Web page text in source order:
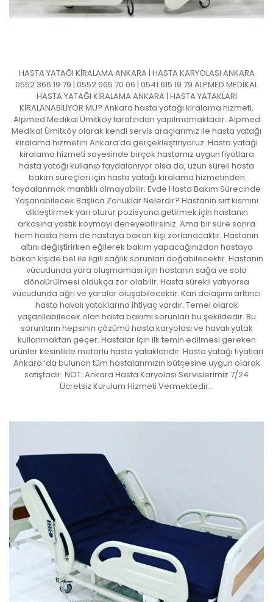
HASTA YATAĞI KİRALAMA ANKARA | HASTA KARYOLASI ANKARA
0552 366 19 79 | 0552 665 70 06 | 0541 615 19 79 ALPMED MEDİKAL
HASTA YATAĞI KİRALAMA ANKARA | HASTA YATAKLARI
KİRALANABİLİYOR MU? Ankara hasta yatağı kiralama hizmeti,
Alpmed Medikal Ümitköy tarafından yapılmamaktadır. Alpmed
Medikal Ümitköy olarak kendi servis araçlarımız ile hasta yatağı
kiralama hizmetini Ankara’da gerçekleştiriyoruz. Hasta yatağı
kiralama hizmeti sayesinde birçok hastamız uygun fiyatlara
hasta yatağı kullanıp faydalanıyor olsa da, uzun süreli hasta
bakım süreçleri için hasta yatağı kiralama hizmetinden
faydalanmak mantıklı olmayabilir. Evde Hasta Bakım Sürecinde
Yaşanabilecek Başlıca Zorluklar Nelerdir? Hastanın sırt kısmını
dikleştirmek yarı oturur pozisyona getirmek için hastanın
arkasına yastık koymayı deneyebilirsiniz. Ama bir süre sonra
hem hasta hem de hastaya bakan kişi zorlanacaktır. Hastanın
altını değiştirirken eğilerek bakım yapacağınızdan hastaya
bakan kişide bel ile ilgili sağlık sorunları doğabilecektir. Hastanın
vücudunda yara oluşmaması için hastanın sağa ve sola
döndürülmesi oldukça zor olabilir. Hasta sürekli yatıyorsa
vücudunda ağrı ve yaralar oluşabilecektir. Kan dolaşımı arttırıcı
hasta havalı yataklarına ihtiyaç vardır. Temel olarak
yaşanılabilecek olan hasta bakımı sorunları bu şekildedir. Bu
sorunların hepsinin çözümü hasta karyolası ve havalı yatak
kullanmaktan geçer. Hastalar için ilk temin edilmesi gereken
ürünler kesinlikle motorlu hasta yataklarıdır. Hasta yatağı fiyatları
Ankara ‘da bulunan tüm hastalarımızın bütçesine uygun olarak
satıştadır. NOT: Ankara Hasta Karyolası Servislerimiz 7/24
Ücretsiz Kurulum Hizmeti Vermektedir…